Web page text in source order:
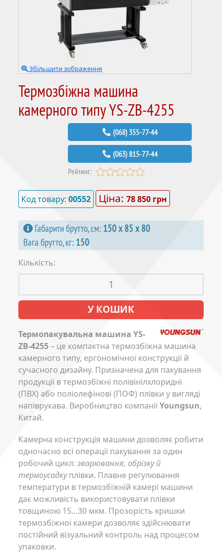
Збільшити зображення
Термозбіжна машина
камерного типу YS-ZB-4255
(068) 355-77-44
(063) 815-77-44
Рейтинг:
Код товару: 00552 Ціна: 78 850 грн
Габарити брутто, см: 150 х 85 х 80
Вага брутто, кг: 150
Кількість:
Термопакувальна машина YS-
ZB-4255– це компактна термозбіжна машина
камерного типу, ергономічної конструкції й
сучасного дизайну. Призначена для пакування
продукції в термозбіжні полівінілхлоридні
(ПВХ) або поліолефінові (ПОФ) плівки у вигляді
напіврукава. Виробництво компаніїYoungsun,
Китай.
Камерна конструкція машини дозволяє робити
одночасно всі операції пакування за один
робочий цикл: зварювання, обрізку й
термоусадкуплівки. Плавне регулювання
температури в термозбіжній камері машини
дає можливість використовувати плівки
товщиною 15…30 мкм. Прозорість кришки
термозбіжної камери дозволяє здійснювати
постійний візуальний контроль над процесом
упаковки.